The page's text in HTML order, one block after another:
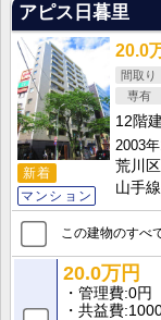
アピス日暮里
新着
マンション
20.0
12階建
2003年
荒川
山手
この建物のすべ
20.0万円
管理費 0円
共益費